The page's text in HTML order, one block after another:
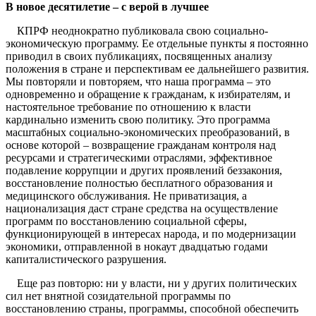
В новое десятилетие – с верой в лучшее
КПРФ неоднократно публиковала свою социально-
экономическую программу. Ее отдельные пункты я постоянно
приводил в своих публикациях, посвященных анализу
положения в стране и перспективам ее дальнейшего развития.
Мы повторяли и повторяем, что наша программа – это
одновременно и обращение к гражданам, к избирателям, и
настоятельное требование по отношению к власти
кардинально изменить свою политику. Это программа
масштабных социально-экономических преобразований, в
основе которой – возвращение гражданам контроля над
ресурсами и стратегическими отраслями, эффективное
подавление коррупции и других проявлений беззакония,
восстановление полностью бесплатного образования и
медицинского обслуживания. Не приватизация, а
национализация даст стране средства на осуществление
программ по восстановлению социальной сферы,
функционирующей в интересах народа, и по модернизации
экономики, отправленной в нокаут двадцатью годами
капиталистического разрушения.
Еще раз повторю: ни у власти, ни у других политических
сил нет внятной созидательной программы по
восстановлению страны, программы, способной обеспечить